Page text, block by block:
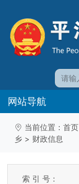
网站导航
当前位置： 首页
乡 > 财政信息
索 引 号：